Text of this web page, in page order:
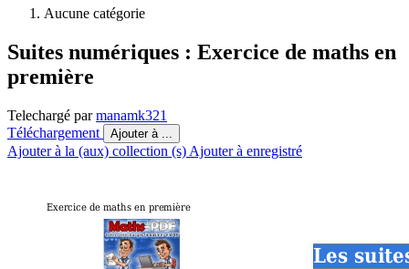
Aucune catégorie
Suites numériques : Exercice de maths en
première
Telechargé parmanamk321
Téléchargement
Ajouter à ...
Ajouter à la (aux) collection (s) Ajouter à enregistré
Exercice de maths en première
Les